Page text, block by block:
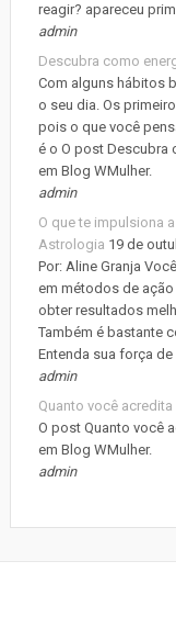
reagir? apareceu
admin
Descubra como
Com alguns hábitos
o seu dia. Os
pois o que você
é o O post Descubra
em Blog WMulher.
admin
O que te impulsiona
Astrologia 19 de
Por: Aline Granja
em métodos de
obter resultados
Também é bastante
Entenda sua força
admin
Quanto você
O post Quanto você
em Blog WMulher.
admin